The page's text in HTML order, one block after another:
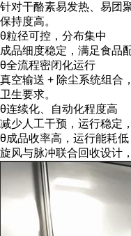
针对干酪素易发热、易团
保持度高。
θ粒径可控，分布集中
成品细度稳定，满足食品
θ全流程密闭化运行
真空输送 + 除尘系统组合
卫生要求。
θ连续化、自动化程度高
减少人工干预，运行稳定
θ成品收率高，运行能耗低
旋风与脉冲联合回收设计